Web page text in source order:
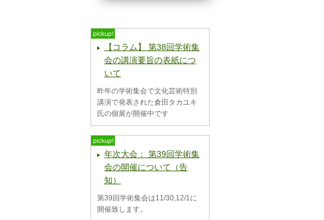
【コラム】 第38回学術集
会の講演要旨の表紙につ
いて
昨年の学術集会で文化芸術特別
講演で発表された倉田タカユキ
氏の個展が開催中です
年次大会： 第39回学術集
会の開催について（告
知）
第39回学術集会は11/30,12/1に
開催致します。